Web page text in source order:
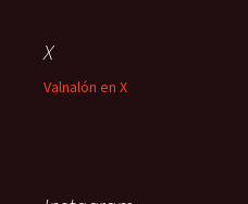
X
Valnalón en X